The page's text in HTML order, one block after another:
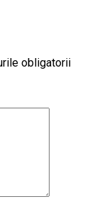
obligatorii